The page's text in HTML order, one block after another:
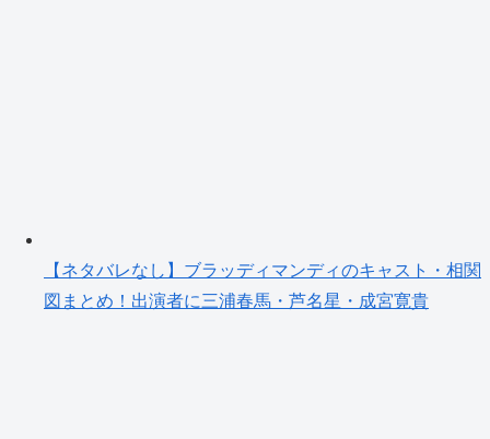
【ネタバレなし】ブラッディマンディのキャスト・相関
図まとめ！出演者に三浦春馬・芦名星・成宮寛貴